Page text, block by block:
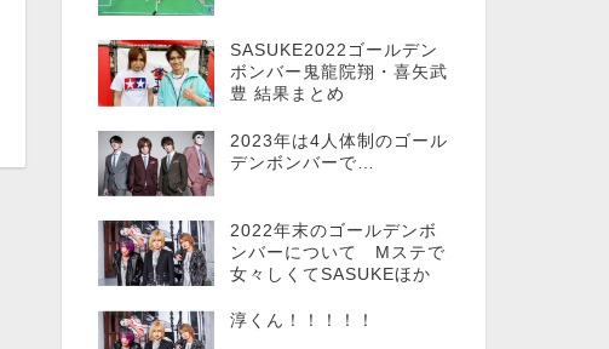
SASUKE2022ゴールデン
ボンバー鬼龍院翔・喜矢武
豊 結果まとめ
2023年は4人体制のゴール
デンボンバーで…
2022年末のゴールデンボ
ンバーについて Mステで
女々しくてSASUKEほか
淳くん！！！！！